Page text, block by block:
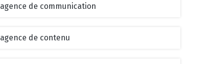
agence de communication
agence de contenu